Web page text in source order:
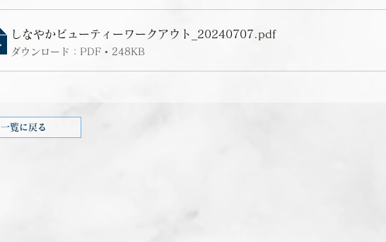
しなやかビューティーワークアウト_20240707 .pdf
ダウンロード：PDF • 248KB
一覧に戻る